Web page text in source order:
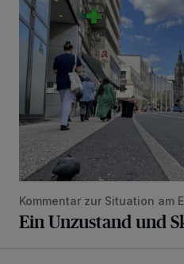
Kommentar zur Situation am
Ein Unzustand und